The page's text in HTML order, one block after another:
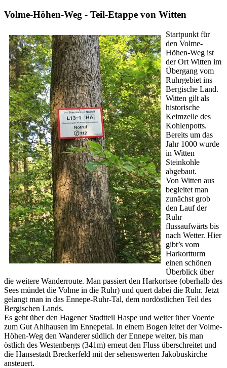
Volme-Höhen-Weg - Teil-Etappe von Witten
Startpunkt für
den Volme-
Höhen-Weg ist
der Ort Witten im
Übergang vom
Ruhrgebiet ins
Bergische Land.
Witten gilt als
historische
Keimzelle des
Kohlenpotts.
Bereits um das
Jahr 1000 wurde
in Witten
Steinkohle
abgebaut.
Von Witten aus
begleitet man
zunächst grob
den Lauf der
Ruhr
flussaufwärts bis
nach Wetter. Hier
gibt’s vom
Harkortturm
einen schönen
Überblick über
die weitere Wanderroute. Man passiert den Harkortsee (oberhalb des
Sees mündet die Volme in die Ruhr) und quert dabei die Ruhr. Jetzt
gelangt man in das Ennepe-Ruhr-Tal, dem nordöstlichen Teil des
Bergischen Lands.
Es geht über den Hagener Stadtteil Haspe und weiter über Voerde
zum Gut Ahlhausen im Ennepetal. In einem Bogen leitet der Volme-
Höhen-Weg den Wanderer südlich der Ennepe weiter, bis man
östlich des Westenbergs (341m) erneut den Fluss überschreitet und
die Hansestadt Breckerfeld mit der sehenswerten Jakobuskirche
ansteuert.